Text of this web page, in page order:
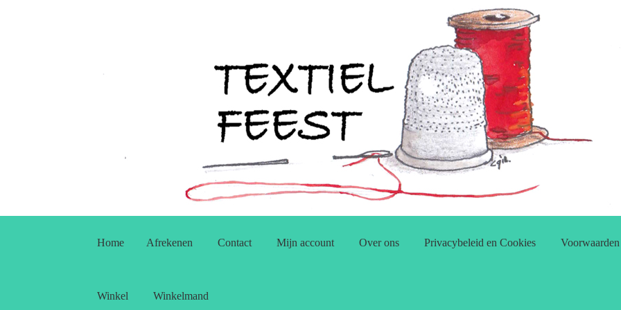
door
naar
Home Afrekenen Contact Mijn account Over ons Privacybeleid en Cookies Voorwaarden
Winkel Winkelmand